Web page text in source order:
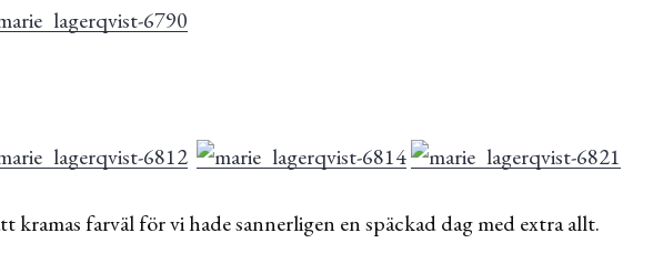
kramas farväl för vi hade sannerligen en späckad dag med extra allt.